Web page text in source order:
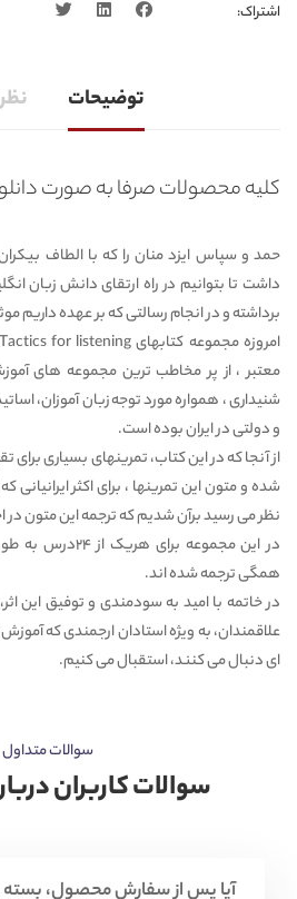
اشتراک:
توضیحات
کلیه محصولات صرفا به صورت
حمد و سپاس ایزد منان را که با الطاف
داشت تا بتوانیم در راه ارتقای دانش زبان
برداشته و در انجام رسالتی که بر عهده داریم
معتبر ، از پر مخاطب ترین مجموعه های
شنیداری ، همواره مورد توجه زبان آموزان،
و دولتی در ایران بوده است.
از آنجا که در این کتاب، تمرینهای بسیاری
شده و متون این تمرینها ، برای اکثر
نظر می رسید برآن شدیم که ترجمه این متون در
همگی ترجمه شده اند.
در خاتمه با امید به سودمندی و توفیق این
علاقمندان، به ویژه استادان ارجمندی که
ای دنبال می کنند، استقبال می کنیم.
سوالات متداول
سوالات کاربران
آیا پس از سفارش محصول، بسته